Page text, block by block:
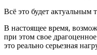
Всё это будет актуальным
В настоящее время,
при этом свое
это реально серьезная